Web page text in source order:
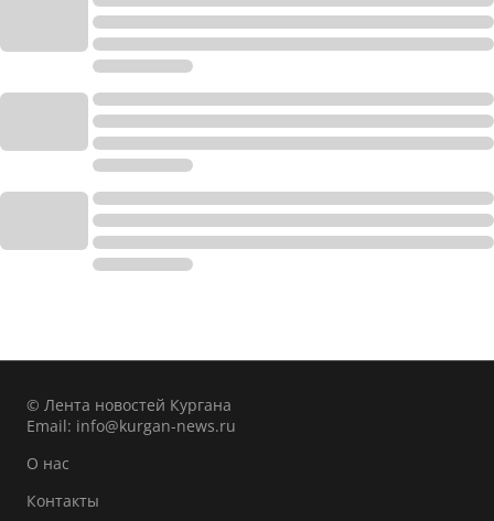
© Лента новостей Кургана
Email: info@kurgan-news.ru
О нас
Контакты